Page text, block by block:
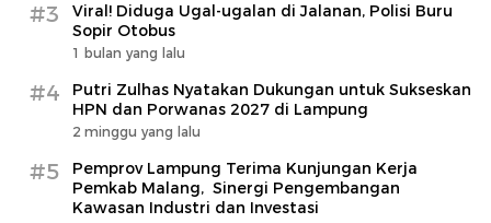
#3
Viral! Diduga Ugal-ugalan di Jalanan, Polisi Buru
Sopir Otobus
1 bulan yang lalu
#4
Putri Zulhas Nyatakan Dukungan untuk Sukseskan
HPN dan Porwanas 2027 di Lampung
2 minggu yang lalu
#5
Pemprov Lampung Terima Kunjungan Kerja
Pemkab Malang, Sinergi Pengembangan
Kawasan Industri dan Investasi